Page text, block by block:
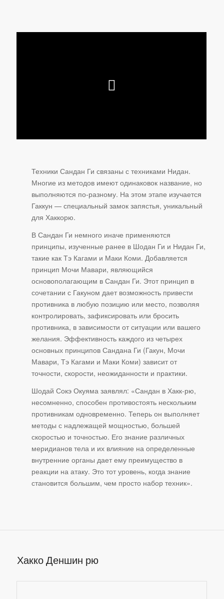
Техники Сандан Ги связаны с техниками Нидан.
Многие из методов имеют одинаковок название, но
выполняются по-разному. На этом этапе изучается
Гаккун — специальный замок запястья, уникальный
для Хаккорю.
В Сандан Ги немного иначе применяются
принципы, изученные ранее в Шодан Ги и Нидан Ги,
такие как Тэ Кагами и Маки Коми. Добавляется
принцип Мочи Мавари, являющийся
основополагающим в Сандан Ги. Этот принцип в
сочетании с Гакуном дает возможность привести
противника в любую позицию или место, позволяя
контролировать, зафиксировать или бросить
противника, в зависимости от ситуации или вашего
желания. Эффективность каждого из четырех
основных принципов Сандана Ги (Гакун, Мочи
Мавари, Тэ Кагами и Маки Коми) зависит от
точности, скорости, неожиданности и практики.
Шодай Сокэ Окуяма заявлял: «Сандан в Хакк-рю,
несомненно, способен противостоять нескольким
противникам одновременно. Теперь он выполняет
методы с надлежащей мощностью, большей
скоростью и точностью. Его знание различных
меридианов тела и их влияние на определенные
внутренние органы дает ему преимущество в
реакции на атаку. Это тот уровень, когда знание
становится большим, чем просто набор техник».
Хакко Деншин рю